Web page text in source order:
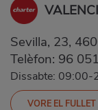
Sevilla, 23,
Telèfon: 96
Dissabte: 09:00-
VORE EL